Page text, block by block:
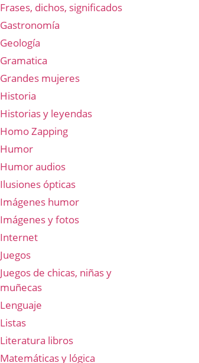
Frases, dichos, significados
Gastronomía
Geología
Gramatica
Grandes mujeres
Historia
Historias y leyendas
Homo Zapping
Humor
Humor audios
Ilusiones ópticas
Imágenes humor
Imágenes y fotos
Internet
Juegos
Juegos de chicas, niñas y
muñecas
Lenguaje
Listas
Literatura libros
Matemáticas y lógica